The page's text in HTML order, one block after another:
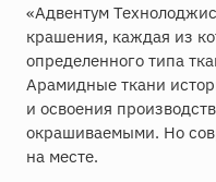
«Адвентум
крашения, каждая из
определенного типа
Арамидные ткани
и освоения
окрашиваемыми. Но
на месте.